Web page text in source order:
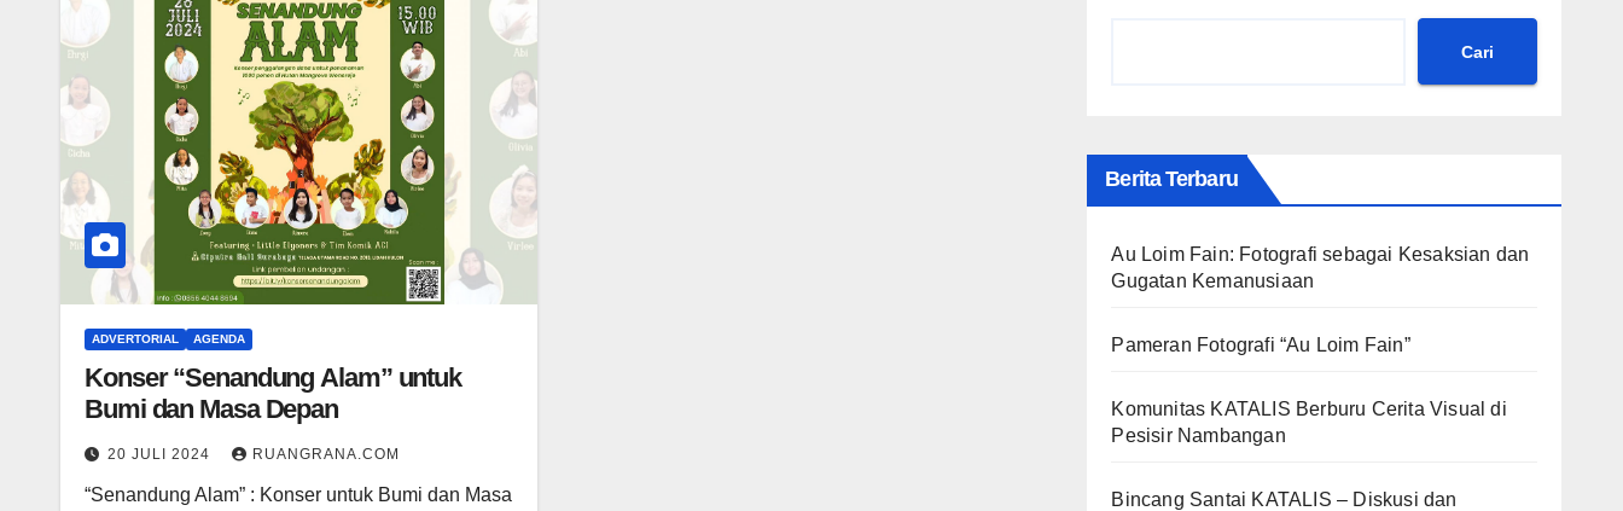
ADVERTORIAL AGENDA
Konser “Senandung Alam” untuk
Bumi dan Masa Depan
20 JULI 2024 RUANGRANA.COM
“Senandung Alam” : Konser untuk Bumi dan Masa
Cari
Berita Terbaru
Au Loim Fain: Fotografi sebagai Kesaksian dan
Gugatan Kemanusiaan
Pameran Fotografi “Au Loim Fain”
Komunitas KATALIS Berburu Cerita Visual di
Pesisir Nambangan
Bincang Santai KATALIS – Diskusi dan